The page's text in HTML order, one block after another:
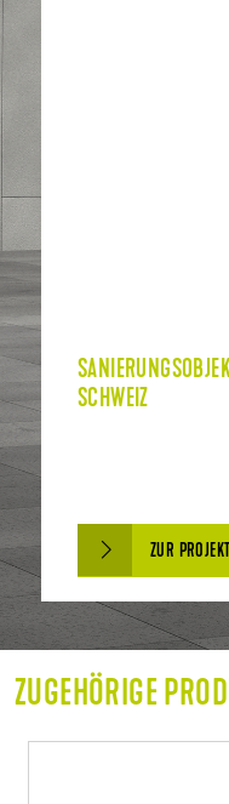
SCHWEIZ
ZUR
ZUGEHÖRIGE